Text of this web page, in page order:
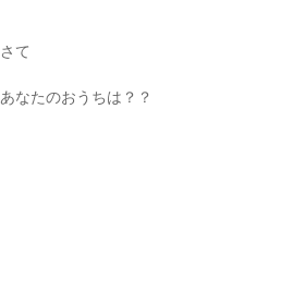
さて
あなたのおうちは？？